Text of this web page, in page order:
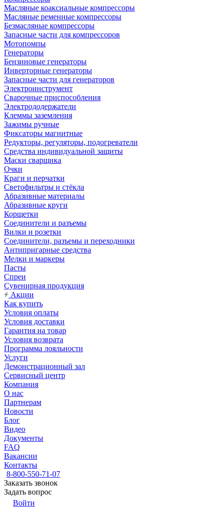
Масляные коаксиальные компрессоры
Масляные ременные компрессоры
Безмасляные компрессоры
Запасные части для компрессоров
Мотопомпы
Генераторы
Бензиновые генераторы
Инверторные генераторы
Запасные части для генераторов
Электроинструмент
Сварочные приспособления
Электрододержатели
Клеммы заземления
Зажимы ручные
Фиксаторы магнитные
Редукторы, регуляторы, подогреватели
Средства индивидуальной защиты
Маски сварщика
Очки
Краги и перчатки
Светофильтры и стёкла
Абразивные материалы
Абразивные круги
Корщетки
Соединители и разъемы
Вилки и розетки
Соединители, разъемы и переходники
Антипригарные средства
Мелки и маркеры
Пасты
Спреи
Сувенирная продукция
Акции
Как купить
Условия оплаты
Условия доставки
Гарантия на товар
Условия возврата
Программа лояльности
Услуги
Демонстрационный зал
Сервисный центр
Компания
О нас
Партнерам
Новости
Блог
Видео
Документы
FAQ
Вакансии
Контакты
8-800-550-71-07
Заказать звонок
Задать вопрос
Войти